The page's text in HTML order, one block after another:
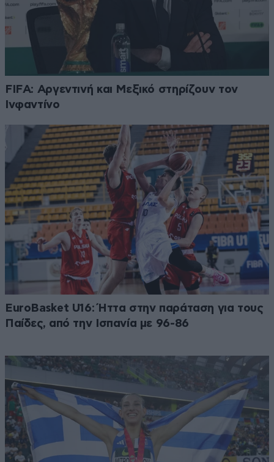
FIFA: Αργεντινή και Μεξικό στηρίζουν τον
Ινφαντίνο
EuroBasket U16: Ήττα στην παράταση για τους
Παίδες, από την Ισπανία με 96-86